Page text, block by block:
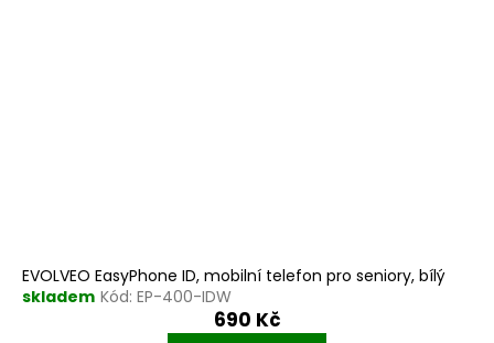
EVOLVEO EasyPhone ID, mobilní telefon pro seniory, bílý
skladem Kód: EP-400-IDW
690 Kč